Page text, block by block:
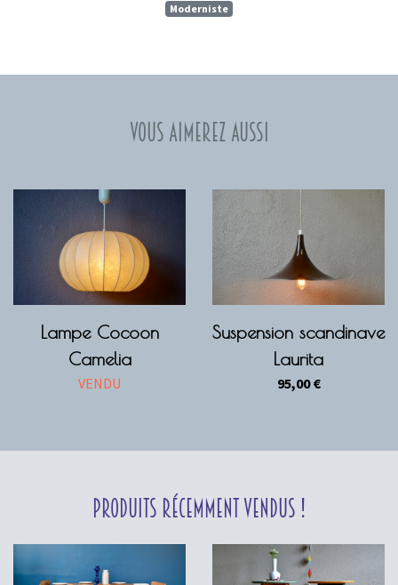
Moderniste
Vous aimerez aussi
Lampe Cocoon
Camelia
VENDU
Suspension scandinave
Laurita
95,00€
Produits récemment vendus !